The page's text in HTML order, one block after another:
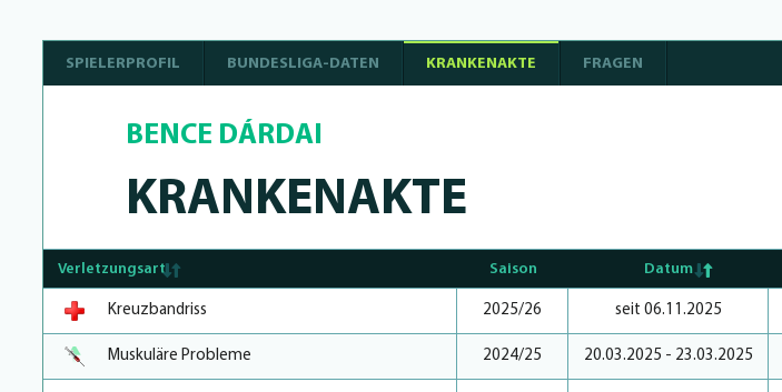
SPIELERPROFIL BUNDESLIGA-DATEN KRANKENAKTE FRAGEN
BENCE DÁRDAI
KRANKENAKTE
Verletzungsart Saison Datum
Kreuzbandriss 2025/26 seit 06.11.2025
Muskuläre Probleme 2024/25 20.03.2025 - 23.03.2025